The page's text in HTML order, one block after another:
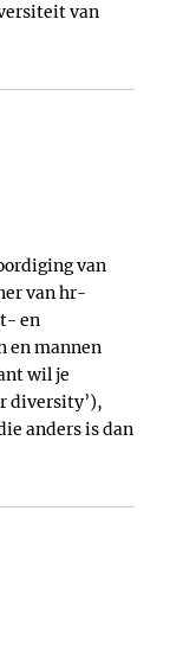
van
van
van hr-
en
en mannen
wil je
diversity’),
anders is dan